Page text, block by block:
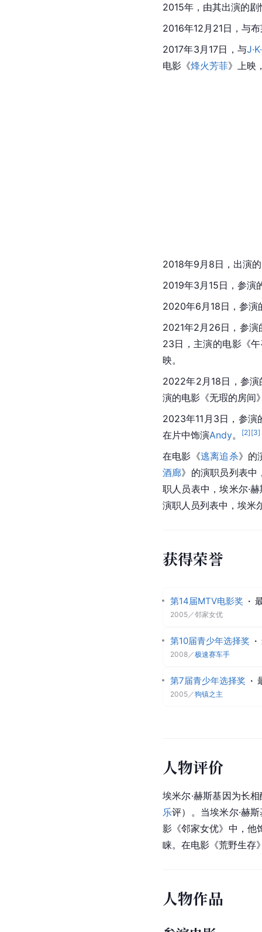
2015年，由其出演的剧
2016年12月21日，与
2017年3月17日，与
电影《烽火芳菲》上映
2018年9月8日，出演
2019年3月15日，参演
2020年6月18日，参演
2021年2月26日，参演
23日，主演的电影《
映。
2022年2月18日，参
演的电影《无瑕的房间
2023年11月3日，参演
在片中饰演Andy。 [2] [3]
在电影《逃离追杀》的
酒廊》的演职员列表中
职人员表中，埃米尔·
演职人员列表中，埃米
获得荣誉
第14届MTV电影奖 ·
2005 ／邻家女优
第10届青少年选择奖 ·
2008 ／极速赛车手
第7届青少年选择奖 ·
2005 ／狗镇之主
人物评价
埃米尔·赫斯基因为长
乐评）。当埃米尔·赫
影《邻家女优》中，他
睐。在电影《荒野生存
人物作品